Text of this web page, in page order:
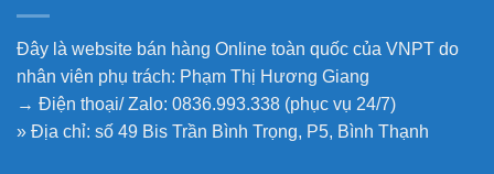
Đây là website bán hàng Online toàn quốc của VNPT do
nhân viên phụ trách: Phạm Thị Hương Giang
→ Điện thoại/ Zalo: 0836.993.338 (phục vụ 24/7)
» Địa chỉ: số 49 Bis Trần Bình Trọng, P5, Bình Thạnh